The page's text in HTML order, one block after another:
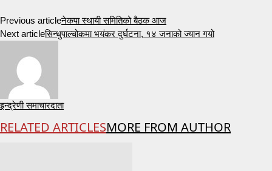
Previous articleनेकपा स्थायी समितिको बैठक आज
Next articleसिन्धुपाल्चोकमा भयंकर दुर्घटना, १४ जनाको ज्यान गयो
इन्द्रेणी समाचारदाता
RELATED ARTICLESMORE FROM AUTHOR